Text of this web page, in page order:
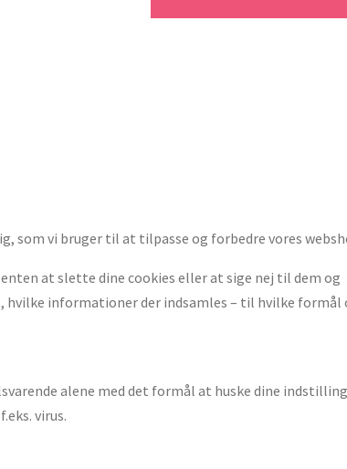
som vi bruger til at tilpasse og forbedre vores
at slette dine cookies eller at sige nej til dem og
hvilke informationer der indsamles – til hvilke formål
alene med det formål at huske dine
virus.